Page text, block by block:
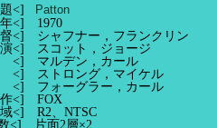
<] Patton
<] 1970
<] シャフナー，フランクリン
<]
スコット，ジョージ
<] マルデン，カール
<]
ストロング，マイケル
<] フォーグラー，カール
<]FOX
<]R2、NTSC
<]
片面2層×2